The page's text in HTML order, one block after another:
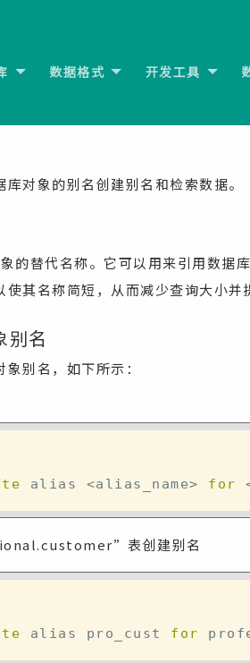
数据格式 开发工具
对象的别名创建别名和检索数据。
的替代名称。它可以用来引用数据
其名称简短，从而减少查询大小并
别名
别名，如下所示：
alias <alias_name> for
表创建别名
alias pro_cust for